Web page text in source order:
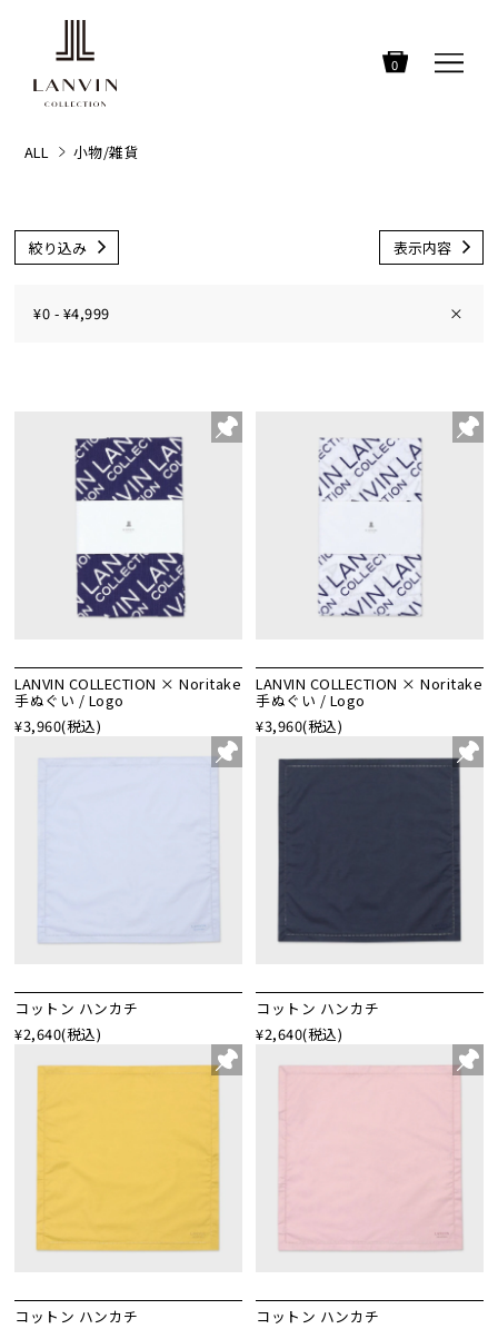
0
ALL 小物/雑貨
絞り込み 表示内容
¥0 - ¥4,999 ×
LANVIN COLLECTION × Noritake
手ぬぐい / Logo
¥3,960(税込)
LANVIN COLLECTION × Noritake
手ぬぐい / Logo
¥3,960(税込)
コットン ハンカチ
¥2,640(税込)
コットン ハンカチ
¥2,640(税込)
コットン ハンカチ
コットン ハンカチ